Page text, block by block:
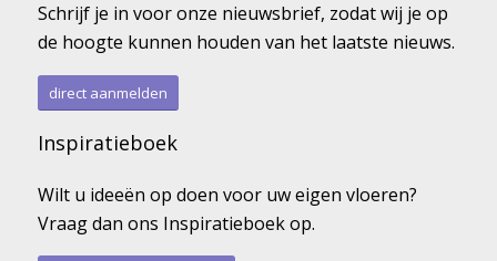
Schrijf je in voor onze nieuwsbrief, zodat wij je op
de hoogte kunnen houden van het laatste nieuws.
direct aanmelden
Inspiratieboek
Wilt u ideeën op doen voor uw eigen vloeren?
Vraag dan ons Inspiratieboek op.